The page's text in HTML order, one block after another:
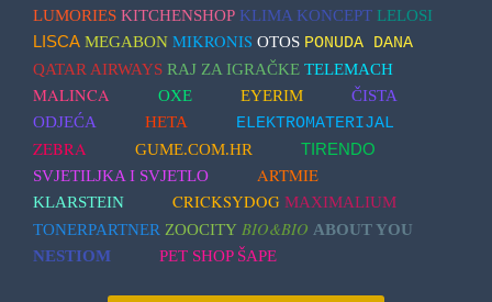
LUMORIES KITCHENSHOP KLIMA KONCEPT LELOSI
LISCA MEGABON MIKRONIS OTOS PONUDA DANA
QATAR AIRWAYS RAJ ZA IGRAČKE TELEMACH
MALINCA OXE EYERIM
ČISTA
ODJEĆA
HETA ELEKTROMATERIJAL
ZEBRA GUME.COM.HR
TIRENDO
SVJETILJKA I SVJETLO
ARTMIE
KLARSTEIN CRICKSYDOG MAXIMALIUM
TONERPARTNER ZOOCITY BIO&BIO ABOUT YOU
NESTIOM
PET SHOP ŠAPE